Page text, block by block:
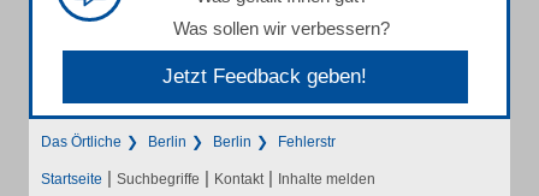
Was sollen wir verbessern?
Jetzt Feedback geben!
Das Örtliche Berlin Berlin Fehlerstr
Startseite | Suchbegriffe | Kontakt | Inhalte melden